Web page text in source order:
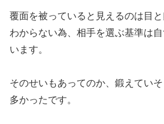
覆面を被っていると見えるのは目
わからない為、相手を選ぶ基準は
います。
そのせいもあってのか、鍛えてい
多かったです。